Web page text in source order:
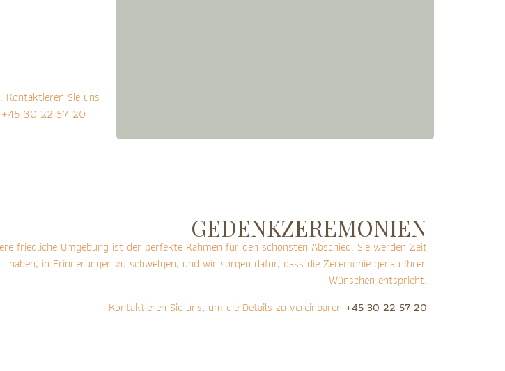
Sie uns
+45 30 22 57 20
GEDENKZEREMONIEN
friedliche Umgebung ist der perfekte Rahmen für den schönsten Abschied. Sie werden Zeit
haben, in Erinnerungen zu schwelgen, und wir sorgen dafür, dass die Zeremonie genau Ihren
Wünschen entspricht.
Kontaktieren Sie uns, um die Details zu vereinbaren +45 30 22 57 20